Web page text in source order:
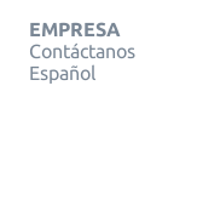
EMPRESA
Contáctanos
Español